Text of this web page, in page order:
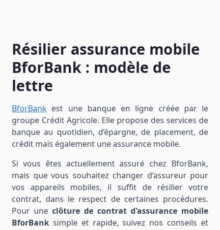
Résilier assurance mobile
BforBank : modèle de
lettre
BforBank est une banque en ligne créée par le
groupe Crédit Agricole. Elle propose des services de
banque au quotidien, d’épargne, de placement, de
crédit mais également une assurance mobile.
Si vous êtes actuellement assuré chez BforBank,
mais que vous souhaitez changer d’assureur pour
vos appareils mobiles, il suffit de résilier votre
contrat, dans le respect de certaines procédures.
Pour une clôture de contrat d'assurance mobile
BforBank simple et rapide, suivez nos conseils et